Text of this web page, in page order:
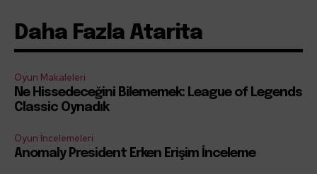
Daha Fazla Atarita
Oyun Makaleleri
Ne Hissedeceğini Bilememek: League of Legends
Classic Oynadık
Oyun İncelemeleri
Anomaly President Erken Erişim İnceleme